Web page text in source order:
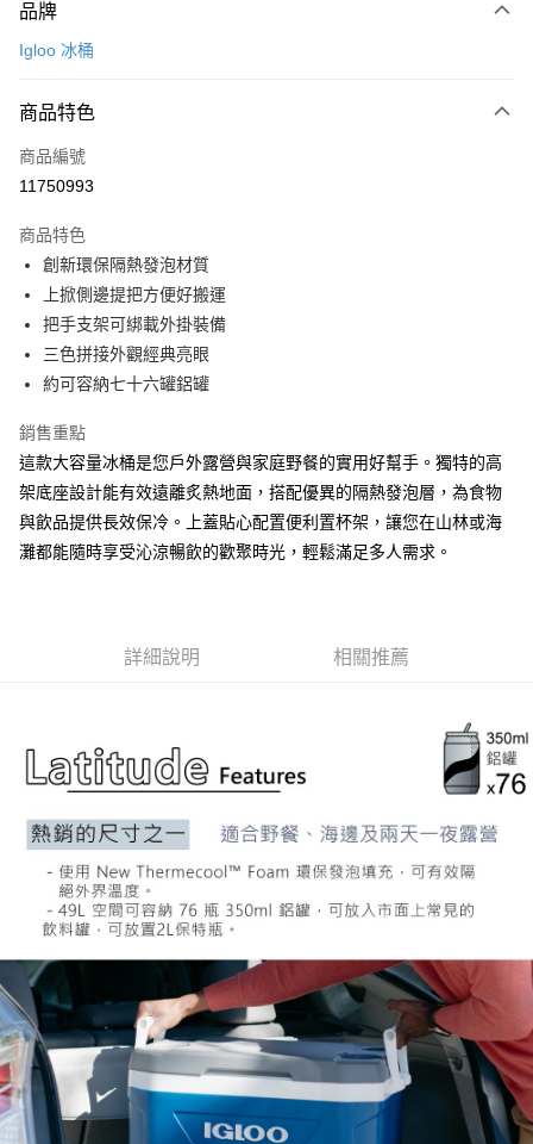
信用卡一次付款
Apple Pay
街口支付
Google Pay
全盈+PAY
AFTEE先享後付
相關說明
【關於「AFTEE先享後付」】
便利好安心！
１．簡單：不需註冊會員、不需綁卡、不需儲值。
２．便利：只要手機號碼，簡訊認證，即可結帳。
３．安心：先確認商品／服務後，再付款。
【「AFTEE先享後付」結帳流程】
１．於結帳方式選擇「AFTEE先享後付」後，將跳轉至「AFTEE先享後付」
ATM／網路銀行／等多元方式進行付款，方視為交易完成。
※ 請注意：結帳手續完成當下不需立刻繳費，但若您需要取消訂單，請聯絡
※ 交易是否成功請以「AFTEE先享後付 」之結帳頁面顯示為準，若有關於
是否繳費成功／繳費後需取消欲退款等相關疑問，請聯繫「AFTEE先享後付
客戶支援中心」https://netprotections.freshdesk.com/support/home
【注意事項】
１．透過由恩沛科技股份有限公司提供之「AFTEE先享後付」服務完成之交
易，需依本服務之必要範圍內提供個人資料，並將交易相關給付款項請求債
權轉讓予恩沛科技股份有限公司。
２．關於個人資料處理事宜，請瀏覽以下網址：
https://aftee.tw/terms/#terms3
「AFTEE先享後付」，若未經同意申辦者引起之損失，本公司不負相關責
任。
４．使用「AFTEE先享後付」時，將依據個別帳號之用戶狀況，依本公司即
時審查核予不同之上限額度；若仍有額度不足之情形，本公司將視審查結果
請求用戶進行身份認證。
５．嚴禁一人註冊多個帳號或使用他人資訊註冊。若發現惡意使用之情形，
恩沛科技股份有限公司將有權停止該用戶之使用額度並採取法律行動。
運送方式
宅配
品牌
Igloo 冰桶
商品特色
商品編號
11750993
商品特色
創新環保隔熱發泡材質
上掀側邊提把方便好搬運
把手支架可綁載外掛裝備
三色拼接外觀經典亮眼
約可容納七十六罐鋁罐
銷售重點
這款大容量冰桶是您戶外露營與家庭野餐的實用好幫手。獨特的高
架底座設計能有效遠離炙熱地面，搭配優異的隔熱發泡層，為食物
與飲品提供長效保冷。上蓋貼心配置便利置杯架，讓您在山林或海
灘都能隨時享受沁涼暢飲的歡聚時光，輕鬆滿足多人需求。
詳細說明 相關推薦